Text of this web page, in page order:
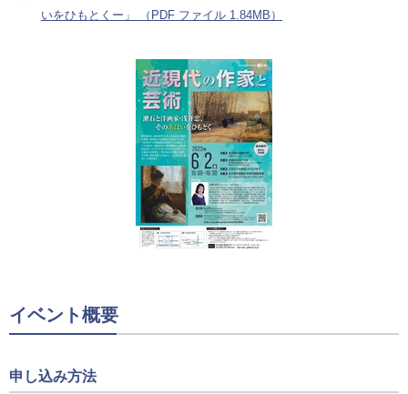
いをひもとくー」 （PDF ファイル 1.84MB）
イベント概要
申し込み方法